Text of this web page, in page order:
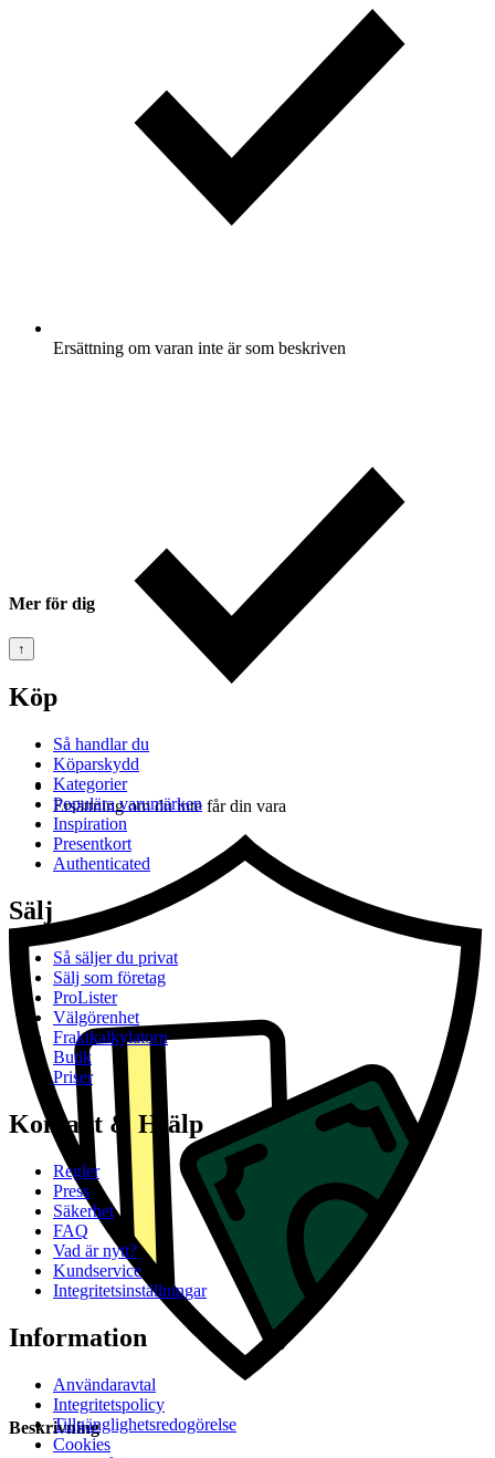
Ersättning om varan inte är som beskriven
Ersättning om du inte får din vara
Beskrivning
Mer för dig
↑
Köp
Så handlar du
Köparskydd
Kategorier
Populära varumärken
Inspiration
Presentkort
Authenticated
Sälj
Så säljer du privat
Sälj som företag
ProLister
Välgörenhet
Fraktkalkylatorn
Butik
Priser
Kontakt & Hjälp
Regler
Press
Säkerhet
FAQ
Vad är nytt?
Kundservice
Integritetsinställningar
Information
Användaravtal
Integritetspolicy
Tillgänglighetsredogörelse
Cookies